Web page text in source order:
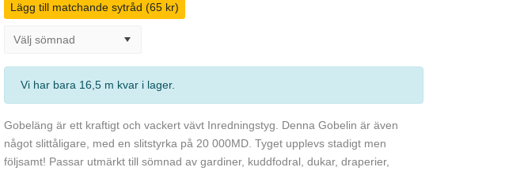
Lägg till matchande sytråd (65 kr)
Vi har bara 16,5 m kvar i lager.
Gobeläng är ett kraftigt och vackert vävt Inredningstyg. Denna Gobelin är även
något slittåligare, med en slitstyrka på 20 000MD. Tyget upplevs stadigt men
följsamt! Passar utmärkt till sömnad av gardiner, kuddfodral, dukar, draperier,